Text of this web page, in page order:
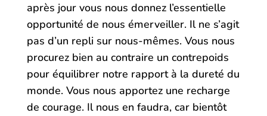
après jour vous nous donnez l’essentielle
opportunité de nous émerveiller. Il ne s’agit
pas d’un repli sur nous-mêmes. Vous nous
procurez bien au contraire un contrepoids
pour équilibrer notre rapport à la dureté du
monde. Vous nous apportez une recharge
de courage. Il nous en faudra, car bientôt